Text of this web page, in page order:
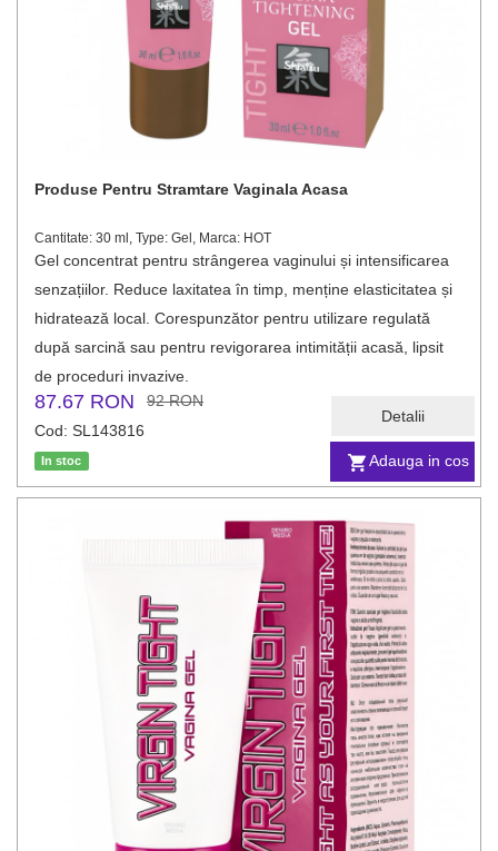
Adauga in cos
Detalii
Produse Pentru Stramtare Vaginala Acasa
Cantitate: 30 ml, Type: Gel, Marca: HOT
Gel concentrat pentru strângerea vaginului și intensificarea
senzațiilor. Reduce laxitatea în timp, menține elasticitatea și
hidratează local. Corespunzător pentru utilizare regulată
după sarcină sau pentru revigorarea intimității acasă, lipsit
de proceduri invazive.
87.67 RON
92 RON
Cod: SL143816
In stoc